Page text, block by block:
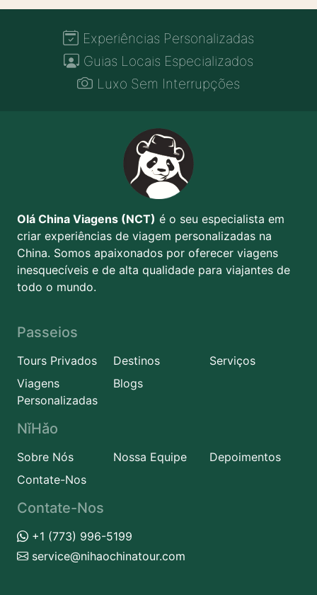
Experiências Personalizadas
Guias Locais Especializados
Luxo Sem Interrupções
Olá China Viagens (NCT) é o seu especialista em
criar experiências de viagem personalizadas na
China. Somos apaixonados por oferecer viagens
inesquecíveis e de alta qualidade para viajantes de
todo o mundo.
Passeios
Tours Privados Destinos
Serviços
Viagens
Personalizadas
Blogs
NǐHǎo
Sobre Nós Nossa Equipe
Depoimentos
Contate-Nos
Contate-Nos
+1 (773) 996-5199
service@nihaochinatour.com